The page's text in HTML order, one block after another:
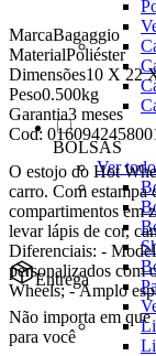
BOLSAS
Ver
MarcaBagaggio
MaterialPoliéster
Dimensões10 X 22
Peso0.500kg
Garantia3 meses
Cod:
O estojo do Hot
carro. Com estampa
compartimentos em
levar lápis de cor,
Diferenciais: -
personalizados com
Wheels; -
Entrega
Não importa em que
para você